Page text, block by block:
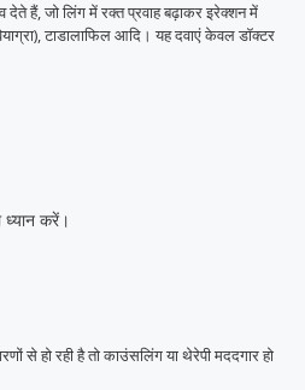
हैं, जो लिंग में रक्त प्रवाह बढ़ाकर इरेक्शन में
टाडालाफिल आदि। यह दवाएं केवल डॉक्टर
करें।
से हो रही है तो काउंसलिंग या थेरेपी मददगार हो